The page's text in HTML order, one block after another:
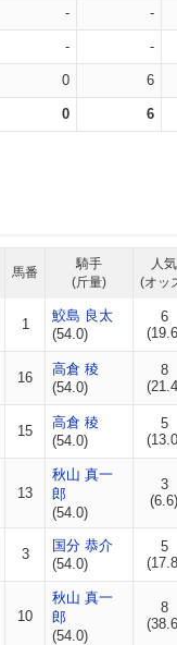
- -
- -
0 6
0 6
馬番
騎手
(斤量)
人気
(オッ
1
鮫島 良太
(54.0)
6
16
高倉 稜
(54.0)
8
15
高倉 稜
(54.0)
5
13
秋山 真一
郎
(54.0)
3
(6.6)
3
国分 恭介
(54.0)
5
10
秋山 真一
郎
(54.0)
8